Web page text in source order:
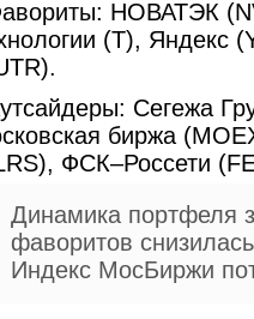
НОВАТЭК
(T), Яндекс
Сегежа
биржа
ФСК–Россети
Динамика портфеля
фаворитов
Индекс МосБиржи